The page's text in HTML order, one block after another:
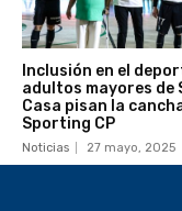
Inclusión en el
adultos mayores de
Casa pisan la
Sporting CP
Noticias 27 mayo, 2025